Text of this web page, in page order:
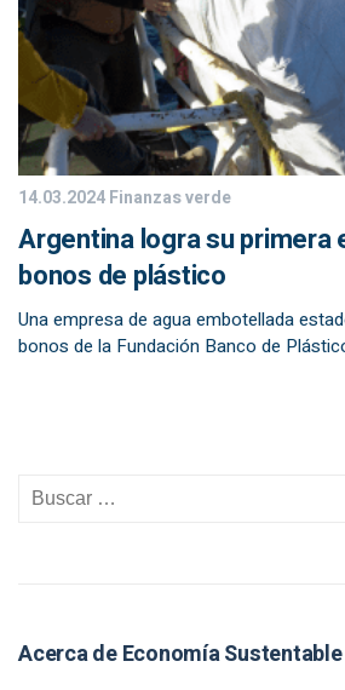
14.03.2024Finanzas verde
Argentina logra su primera
bonos de plástico
Una empresa de agua embotellada
bonos de la Fundación Banco de
Acerca de Economía Sustentable